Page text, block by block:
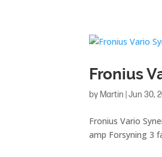
Fronius
by Martin |Jun 30,
Fronius Vario
amp Forsyning 3